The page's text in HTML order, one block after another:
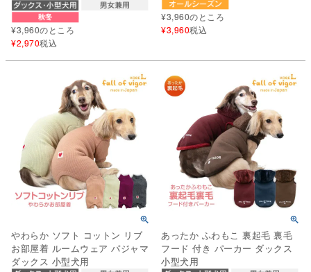
¥3,960のところ
¥2,970税込
¥3,960のところ
¥3,960税込
やわらか ソフト コットン リブ
お部屋着 ルームウェア パジャマ
ダックス 小型犬用
あったか ふわもこ 裏起毛 裏毛
フード 付き パーカー ダックス
小型犬用